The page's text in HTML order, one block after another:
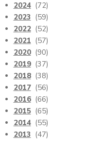
2024 (72)
2023 (59)
2022 (52)
2021 (57)
2020 (90)
2019 (37)
2018 (38)
2017 (56)
2016 (66)
2015 (65)
2014 (55)
2013 (47)